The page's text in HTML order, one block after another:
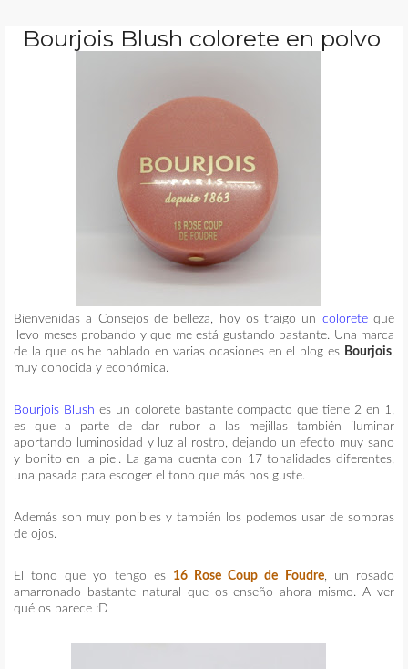
REMEDIOS CASEROS
CONTACTO
Bourjois Blush colorete en polvo
Bienvenidas a Consejos de belleza, hoy os traigo un coloreteque
llevo meses probando y que me está gustando bastante. Una marca
de la que os he hablado en varias ocasiones en el blog es Bourjois
muy conocida y económica.
Bourjois Blush es un colorete bastante compacto que tiene 2 en 1,
es que a parte de dar rubor a las mejillas también iluminar
aportando luminosidad y luz al rostro, dejando un efecto muy sano
y bonito en la piel. La gama cuenta con 17 tonalidades diferentes,
una pasada para escoger el tono que más nos guste.
Además son muy ponibles y también los podemos usar de sombras
de ojos.
El tono que yo tengo es 16 Rose Coup de Foudre, un rosado
amarronado bastante natural que os enseño ahora mismo. A ver
qué os parece :D